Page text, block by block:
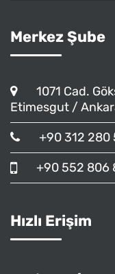
Merkez Şube
1071 Cad.
Etimesgut /
+90 312 280
+90 552 806
Hızlı Erişim